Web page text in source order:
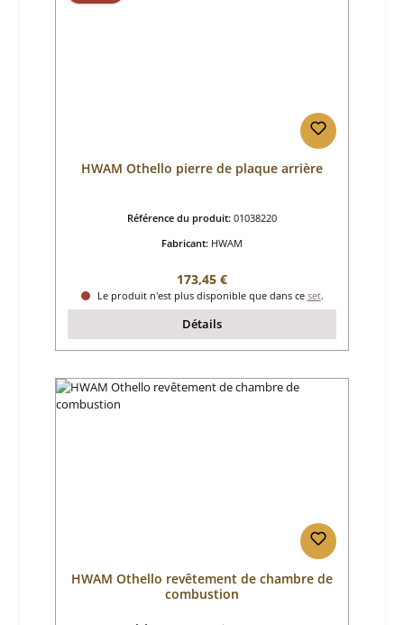
HWAM Othello pierre de plaque arrière
Référence du produit: 01038220
Fabricant: HWAM
Prix régulier :
173,45 €
Le produit n'est plus disponible que dans ce set.
Détails
HWAM Othello revêtement de chambre de
combustion